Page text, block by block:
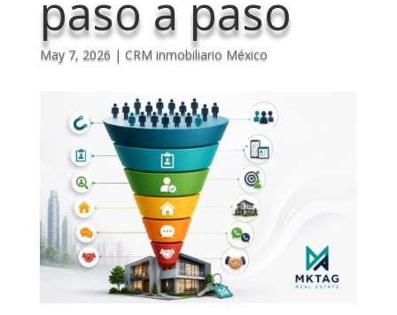
paso a paso
May 7, 2026 | CRM inmobiliario México